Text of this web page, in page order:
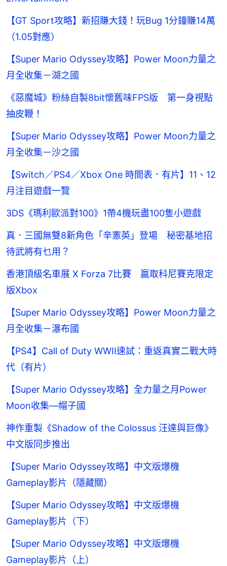
【GT Sport攻略】新招賺大錢！玩Bug 1分鐘賺14萬
（1.05對應）
【Super Mario Odyssey攻略】Power Moon力量之
月全收集－湖之國
《惡魔城》粉絲自製8bit懷舊味FPS版 第一身視點
抽皮鞭！
【Super Mario Odyssey攻略】Power Moon力量之
月全收集－沙之國
【Switch／PS4／Xbox One 時間表．有片】11、12
月注目遊戲一覽
3DS《瑪利歐派對100》1帶4機玩盡100隻小遊戲
真．三國無雙8新角色「辛憲英」登場 秘密基地招
待武將有乜用？
香港頂級名車展 X Forza 7比賽 嬴取科尼賽克限定
版Xbox
【Super Mario Odyssey攻略】Power Moon力量之
月全收集－瀑布國
【PS4】Call of Duty WWII速試：重返真實二戰大時
代（有片）
【Super Mario Odyssey攻略】全力量之月Power
Moon收集—帽子國
神作重製《Shadow of the Colossus 汪達與巨像》
中文版同步推出
【Super Mario Odyssey攻略】中文版爆機
Gameplay影片（隱藏關）
【Super Mario Odyssey攻略】中文版爆機
Gameplay影片（下）
【Super Mario Odyssey攻略】中文版爆機
Gameplay影片（上）